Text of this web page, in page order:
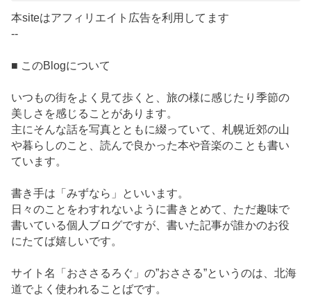
本siteはアフィリエイト広告を利用してます
--
■ このBlogについて
いつもの街をよく見て歩くと、旅の様に感じたり季節の
美しさを感じることがあります。
主にそんな話を写真とともに綴っていて、札幌近郊の山
や暮らしのこと、読んで良かった本や音楽のことも書い
ています。
書き手は「みずなら」といいます。
日々のことをわすれないように書きとめて、ただ趣味で
書いている個人ブログですが、書いた記事が誰かのお役
にたてば嬉しいです。
サイト名「おささるろぐ」の”おささる”というのは、北海
道でよく使われることばです。